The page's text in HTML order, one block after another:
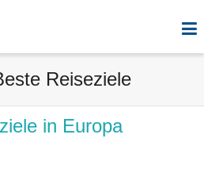
Reiseziele
in Europa